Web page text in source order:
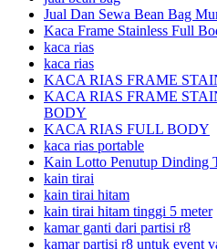
Jual Dan Sewa Bean Bag
Kaca Frame Stainless Full
kaca rias
kaca rias
KACA RIAS FRAME
KACA RIAS FRAME
BODY
KACA RIAS FULL BODY
kaca rias portable
Kain Lotto Penutup Dinding
kain tirai
kain tirai hitam
kain tirai hitam tinggi 5 meter
kamar ganti dari partisi r8
kamar partisi r8 untuk event